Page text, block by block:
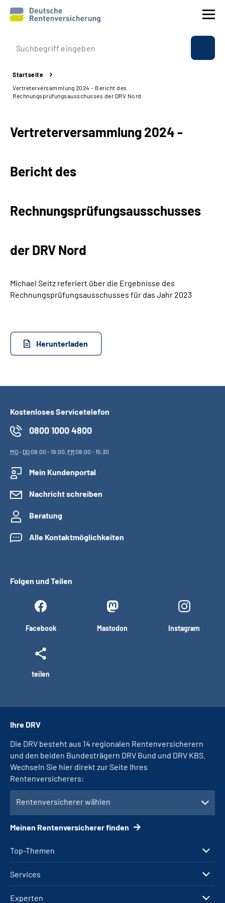
Prävention
Reha
Beratung & Kontakt
Experten
Suche
Leichte Sprache
Startseite
Vertreterversammlung 2024 - Bericht des
Rechnungsprüfungsausschusses der DRV Nord
Vertreterversammlung 2024 -
Bericht des
Rechnungsprüfungsausschusses
der DRV Nord
Michael Seitz referiert über die Ergebnisse des
Rechnungsprüfungsausschusses für das Jahr 2023
Herunterladen
Kostenloses Servicetelefon
0800 1000 4800
MO- DO08:00 - 19:00, FR08:00 - 15:30
Mein Kundenportal
Nachricht schreiben
Beratung
Alle Kontaktmöglichkeiten
Folgen und Teilen
Facebook Mastodon Instagram
teilen
Top-Themen
Services
Experten
Ihre DRV
Die DRV besteht aus 14 regionalen Rentenversicherern
und den beiden Bundesträgern DRV Bund und DRV KBS.
Wechseln Sie hier direkt zur Seite Ihres
Rentenversicherers:
Rentenversicherer wählen
Meinen Rentenversicherer finden